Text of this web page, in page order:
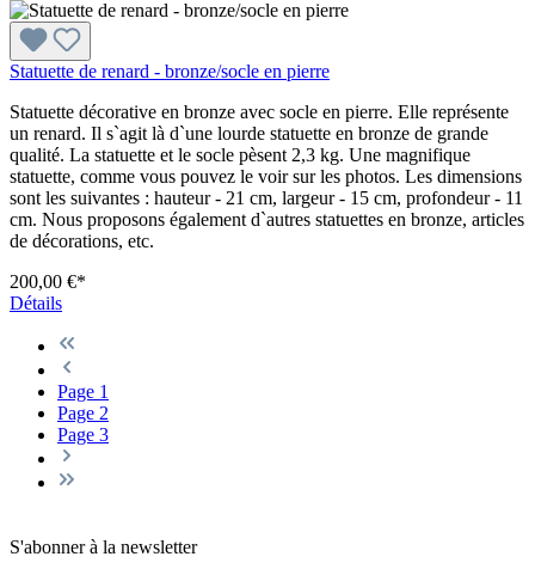
Statuette de renard - bronze/socle en pierre
Statuette décorative en bronze avec socle en pierre. Elle représente
un renard. Il s`agit là d`une lourde statuette en bronze de grande
qualité. La statuette et le socle pèsent 2,3 kg. Une magnifique
statuette, comme vous pouvez le voir sur les photos. Les dimensions
sont les suivantes : hauteur - 21 cm, largeur - 15 cm, profondeur - 11
cm. Nous proposons également d`autres statuettes en bronze, articles
de décorations, etc.
200,00 €*
Détails
Page 1
Page 2
Page 3
S'abonner à la newsletter